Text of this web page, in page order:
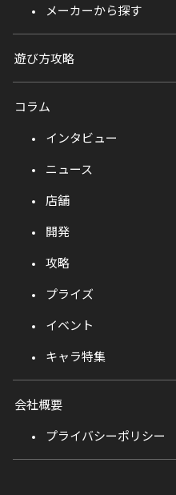
メーカーから探す
遊び方攻略
コラム
インタビュー
ニュース
店舗
開発
攻略
プライズ
イベント
キャラ特集
会社概要
プライバシーポリシー